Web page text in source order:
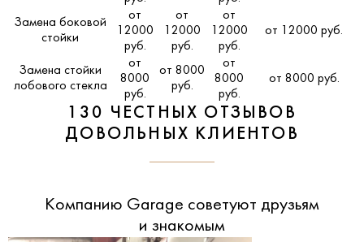
Замена боковой
стойки
от
12000
руб.
от
12000
руб.
от
12000
руб.
от 12000 руб.
Замена стойки
лобового стекла
от
8000
руб.
от 8000
руб.
от
8000
руб.
от 8000 руб.
130 ЧЕСТНЫХ ОТЗЫВОВ
ДОВОЛЬНЫХ КЛИЕНТОВ
Компанию Garage советуют друзьям
и знакомым